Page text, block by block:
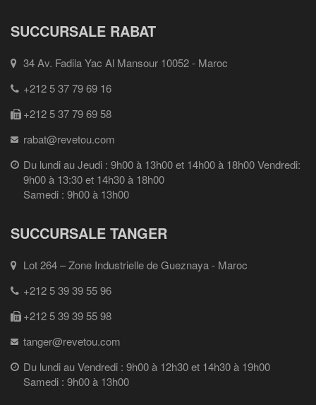
SUCCURSALE RABAT
34 Av. Fadila Yac Al Mansour 10052 - Maroc
+212 5 37 79 69 16
+212 5 37 79 69 58
rabat@revetou.com
Du lundi au Jeudi : 9h00 à 13h00 et 14h00 à 18h00 Vendredi:
9h00 à 13:30 et 14h30 à 18h00
Samedi : 9h00 à 13h00
SUCCURSALE TANGER
Lot 264 – Zone Industrielle de Gueznaya - Maroc
+212 5 39 39 55 96
+212 5 39 39 55 98
tanger@revetou.com
Du lundi au Vendredi : 9h00 à 12h30 et 14h30 à 19h00
Samedi : 9h00 à 13h00